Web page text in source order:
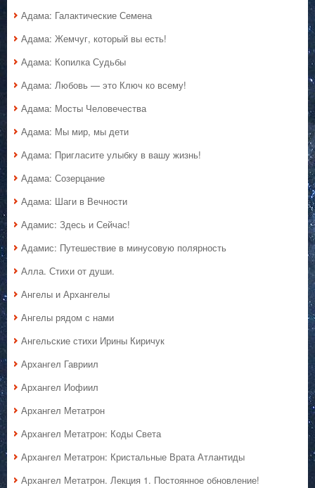
Адама: Галактические Семена
Адама: Жемчуг, который вы есть!
Адама: Копилка Судьбы
Адама: Любовь — это Ключ ко всему!
Адама: Мосты Человечества
Адама: Мы мир, мы дети
Адама: Пригласите улыбку в вашу жизнь!
Адама: Созерцание
Адама: Шаги в Вечности
Адамис: Здесь и Сейчас!
Адамис: Путешествие в минусовую полярность
Алла. Стихи от души.
Ангелы и Архангелы
Ангелы рядом с нами
Ангельские стихи Ирины Киричук
Архангел Гавриил
Архангел Иофиил
Архангел Метатрон
Архангел Метатрон: Коды Света
Архангел Метатрон: Кристальные Врата Атлантиды
Архангел Метатрон. Лекция 1. Постоянное обновление!